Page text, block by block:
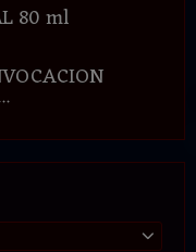
80 ml